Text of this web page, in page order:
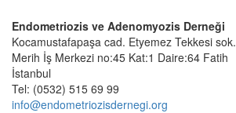
Endometriozis ve Adenomyozis Derneği
Kocamustafapaşa cad. Etyemez Tekkesi sok.
Merih İş Merkezi no:45 Kat:1 Daire:64 Fatih
İstanbul
Tel: (0532) 515 69 99
info@endometriozisdernegi.org